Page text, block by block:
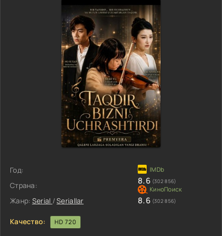
Год:
Страна:
Жанр: Serial /Seriallar
8.6 (302 856)
8.6 (302 856)
Качество: HD 720